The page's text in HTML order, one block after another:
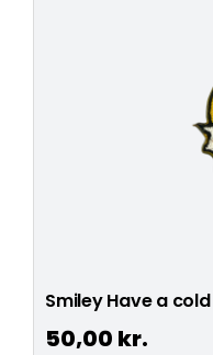
Smiley Have a
50,00 kr.